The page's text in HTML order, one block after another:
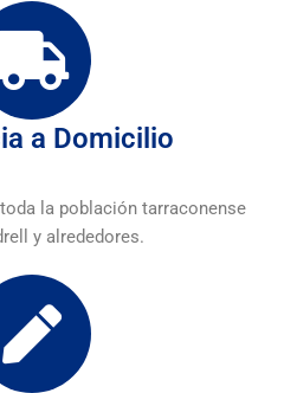
a Domicilio
la población tarraconense
y alrededores.